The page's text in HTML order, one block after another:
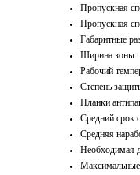
Пропускная
Пропускная
Габаритные
Ширина зоны
Рабочий
Степень
Планки
Средний срок
Средняя
Необходимая
Максимальные